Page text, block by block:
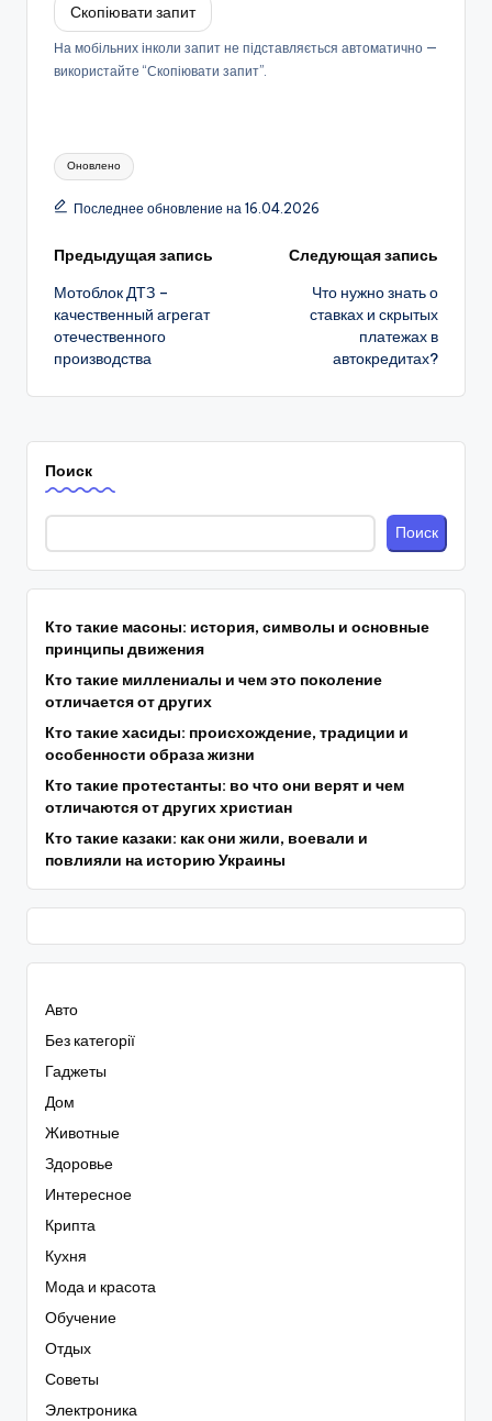
Скопіювати запит
На мобільних інколи запит не підставляється автоматично —
використайте “Скопіювати запит”.
Метки:
Оновлено
Последнее обновление на 16.04.2026
Навигация
записи
Предыдущая запись
Мотоблок ДТЗ –
качественный агрегат
отечественного
производства
Следующая запись
Что нужно знать о
ставках и скрытых
платежах в
автокредитах?
Поиск
Поиск
Кто такие масоны: история, символы и основные
принципы движения
Кто такие миллениалы и чем это поколение
отличается от других
Кто такие хасиды: происхождение, традиции и
особенности образа жизни
Кто такие протестанты: во что они верят и чем
отличаются от других христиан
Кто такие казаки: как они жили, воевали и
повлияли на историю Украины
Авто
Без категорії
Гаджеты
Дом
Животные
Здоровье
Интересное
Крипта
Кухня
Мода и красота
Обучение
Отдых
Советы
Электроника